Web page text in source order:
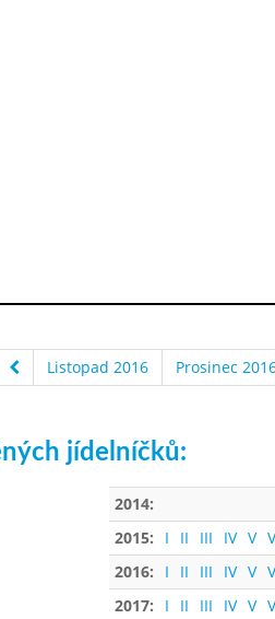
Listopad 2016 Prosinec
jídelníčků:
2014:
2015:
I II III IV V
2016:
I II III IV V
2017:
I II III IV V